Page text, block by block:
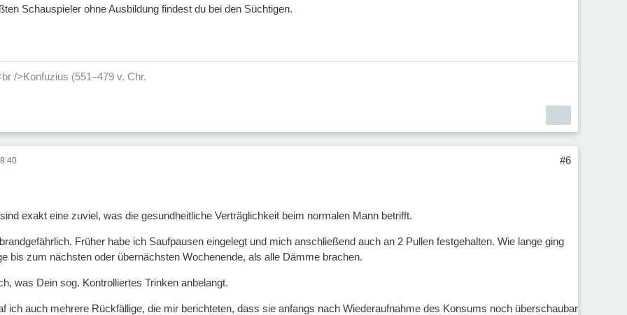
Schauspieler ohne Ausbildung findest du bei den Süchtigen.
/>Konfuzius (551–479 v. Chr.
#6
exakt eine zuviel, was die gesundheitliche Verträglichkeit beim normalen Mann betrifft.
Früher habe ich Saufpausen eingelegt und mich anschließend auch an 2 Pullen festgehalten. Wie lange ging
bis zum nächsten oder übernächsten Wochenende, als alle Dämme brachen.
was Dein sog. Kontrolliertes Trinken anbelangt.
ich auch mehrere Rückfällige, die mir berichteten, dass sie anfangs nach Wiederaufnahme des Konsums noch überschaubar